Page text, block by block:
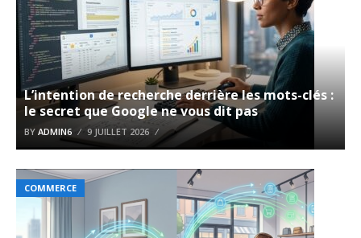
L’intention de recherche derrière les mots-clés :
le secret que Google ne vous dit pas
BY ADMIN6 9 JUILLET 2026
COMMERCE